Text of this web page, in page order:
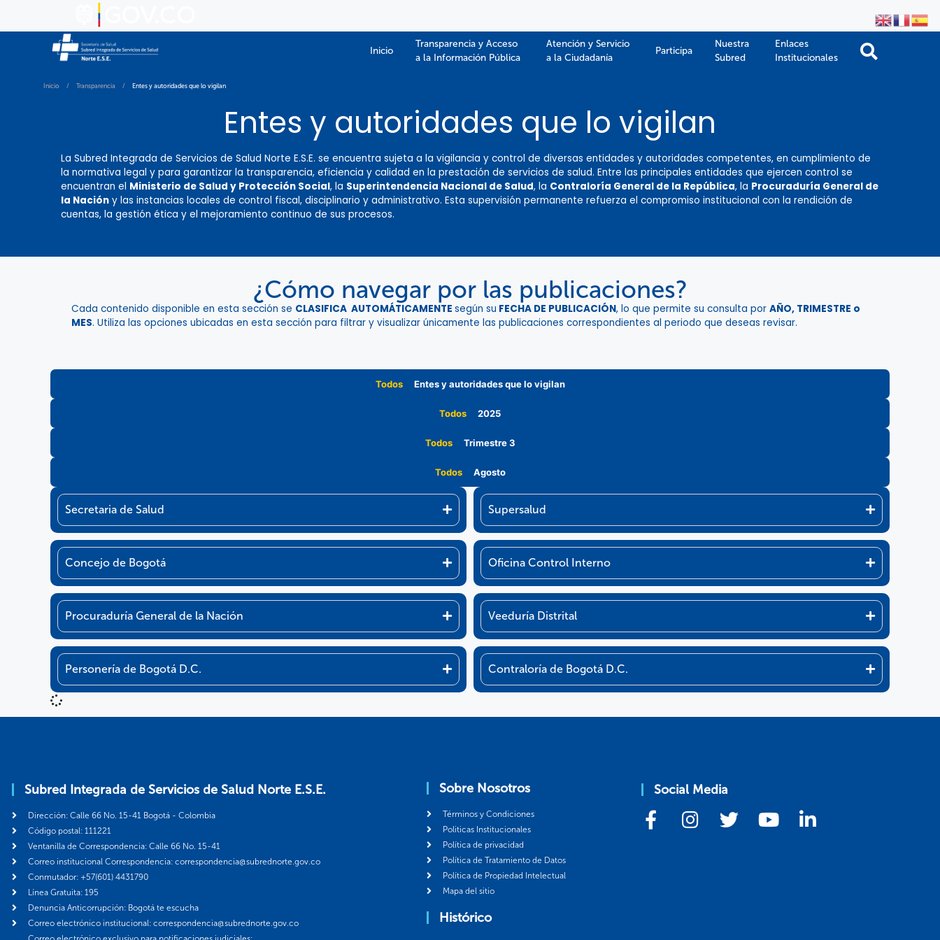
Inicio
Transparencia y Acceso
a la Información Pública​​
Atención y Servicio
a la Ciudadanía
Participa
Nuestra
Subred
Enlaces
Institucionales
Inicio / Transparencia / Entes y autoridades que lo vigilan
Entes y autoridades que lo vigilan
La Subred Integrada de Servicios de Salud Norte E.S.E. se encuentra sujeta a la vigilancia y control de diversas entidades y autoridades competentes, en cumplimiento de
la normativa legal y para garantizar la transparencia, eficiencia y calidad en la prestación de servicios de salud. Entre las principales entidades que ejercen control se
encuentran el Ministerio de Salud y Protección Social, la Superintendencia Nacional de Salud, la Contraloría General de la República, la Procuraduría General de
la Nación y las instancias locales de control fiscal, disciplinario y administrativo. Esta supervisión permanente refuerza el compromiso institucional con la rendición de
cuentas, la gestión ética y el mejoramiento continuo de sus procesos.
¿Cómo navegar por las publicaciones?
Cada contenido disponible en esta sección se CLASIFICA AUTOMÁTICAMENTE según su FECHA DE PUBLICACIÓN, lo que permite su consulta por AÑO, TRIMESTRE o
MES. Utiliza las opciones ubicadas en esta sección para filtrar y visualizar únicamente las publicaciones correspondientes al periodo que deseas revisar.
Entes y autoridades que lo vigilan
Todos
2025
Todos
Trimestre 3
Todos
Agosto
Todos
Secretaria de Salud Supersalud
Concejo de Bogotá Oficina Control Interno
Procuraduría General de la Nación Veeduría Distrital
Personería de Bogotá D.C. Contraloría de Bogotá D.C.
Subred Integrada de Servicios de Salud Norte E.S.E.
Dirección: Calle 66 No. 15-41 Bogotá - Colombia
Código postal: 111221
Ventanilla de Correspondencia: Calle 66 No. 15-41
Correo institucional Correspondencia: correspondencia@subrednorte.gov.co
Conmutador: +57(601) 4431790
Línea Gratuita: 195
Denuncia Anticorrupción: Bogotá te escucha
Correo electrónico institucional: correspondencia@subrednorte.gov.co
Sobre Nosotros
Términos y Condiciones
Politicas Institucionales
Política de privacidad
Política de Tratamiento de Datos
Política de Propiedad Intelectual
Mapa del sitio
Histórico
Social Media